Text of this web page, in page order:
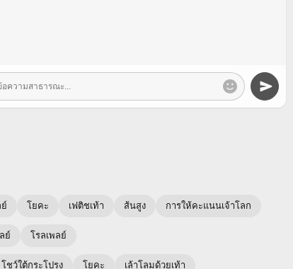
โยคะ เฟติชเท้า ส้นสูง การให้คะแนนเจ้าโลก
ย์ โรลเพลย์
โชว์ใต้กระโปรง โยคะ เล้าโลมด้วยเท้า